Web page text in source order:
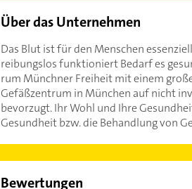
Über das Unternehmen
Das Blut ist für den Menschen
reibungslos funktioniert Bedarf es
rum Münchner Freiheit mit einem
Gefäßzentrum in München auf nicht
bevorzugt. Ihr Wohl und Ihre
Gesundheit bzw. die Behandlung von
Bewertungen